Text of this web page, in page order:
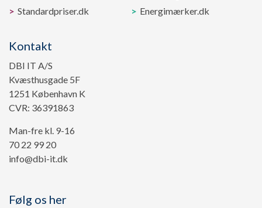
Standardpriser.dk
Energimærker.dk
Kontakt
DBI IT A/S
Kvæsthusgade 5F
1251 København K
CVR: 36391863
Man-fre kl. 9-16
70 22 99 20
info@dbi-it.dk
Følg os her